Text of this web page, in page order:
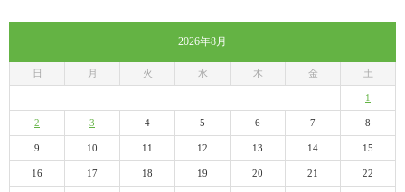
2026年8月
日 月 火 水 木 金 土
1
2 3 4 5 6 7 8
9 10 11 12 13 14 15
16 17 18 19 20 21 22